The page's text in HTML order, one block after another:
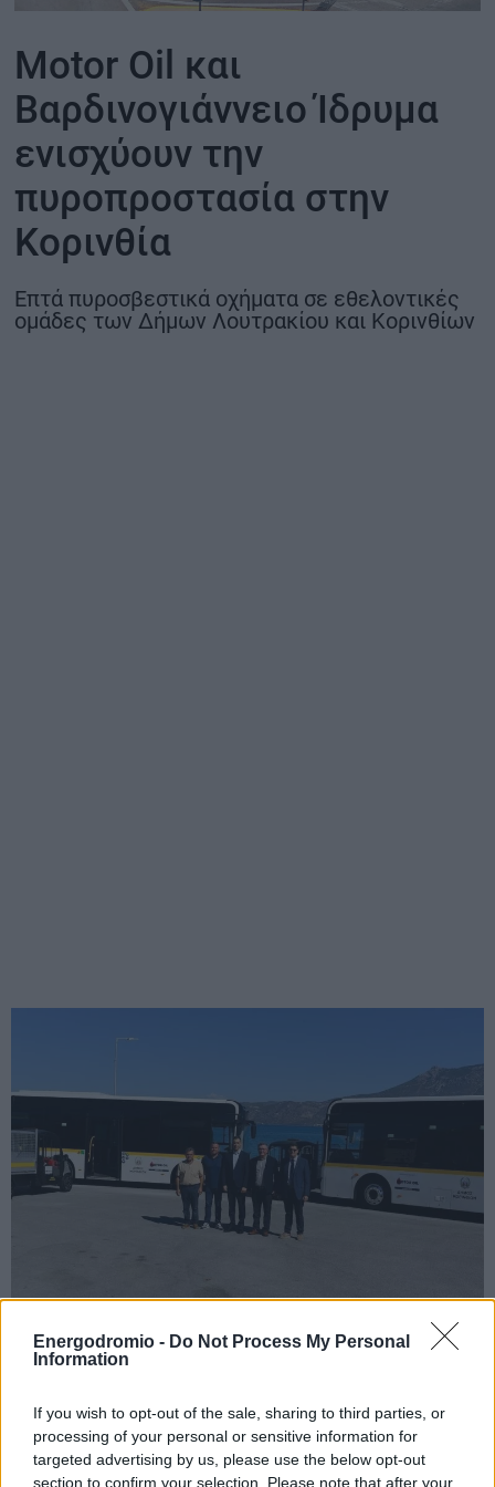
Energodromio - Do Not Process My Personal
Information
If you wish to opt-out of the sale, sharing to third parties, or
processing of your personal or sensitive information for
targeted advertising by us, please use the below opt-out
section to confirm your selection. Please note that after your
ΟΙΚΟΝΟΜΙΑ - ΕΠΙΧΕΙΡΗΣΕΙΣ
MY PROPERTY
ΚΑΡΑΜΠΟΛΕΣ
ΕΠΙΚΟΙΝΩΝΙΑ
ΤΑΥΤΟΤΗΤΑ
Motor Oil και
Βαρδινογιάννειο Ίδρυμα
ενισχύουν την
πυροπροστασία στην
Κορινθία
Επτά πυροσβεστικά οχήματα σε εθελοντικές
ομάδες των Δήμων Λουτρακίου και Κορινθίων
Motor Oil και Βαρδινογιάννειο Ίδρυμα
Δήμο Κορινθίων
Δύο λεωφορεία και τρία οχήματα ενισχύουν καθαριότητα
και μετακινήσεις